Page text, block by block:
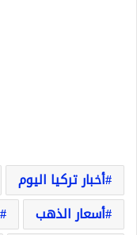
أخبار تركيا اليوم
أسعار الذهب